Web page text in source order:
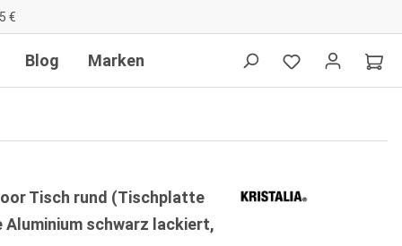
€
Blog Marken
Tisch rund (Tischplatte
Aluminium schwarz lackiert,